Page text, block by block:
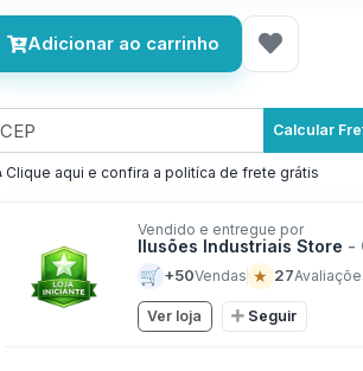
Adicionar ao carrinho
Calcular
Clique aqui e confira a politíca de frete grátis
Vendido e entregue por
Ilusões Industriais Store -
🛒 +50Vendas ★ 27
Ver loja Seguir